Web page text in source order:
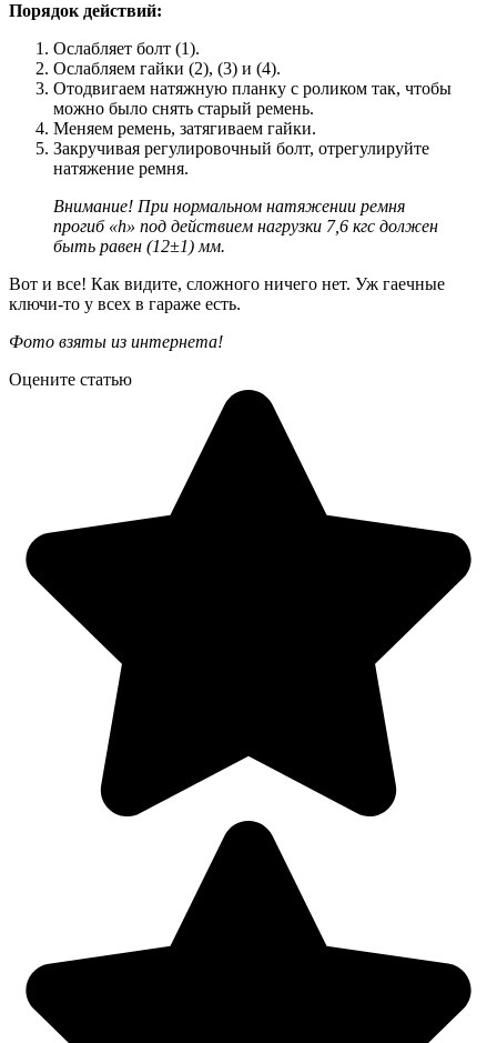
Порядок действий:
Ослабляет болт (1).
Ослабляем гайки (2), (3) и (4).
Отодвигаем натяжную планку с роликом так, чтобы
можно было снять старый ремень.
Меняем ремень, затягиваем гайки.
Закручивая регулировочный болт, отрегулируйте
натяжение ремня.
Внимание! При нормальном натяжении ремня
прогиб «h» под действием нагрузки 7,6 кгс должен
быть равен (12±1) мм.
Вот и все! Как видите, сложного ничего нет. Уж гаечные
ключи-то у всех в гараже есть.
Фото взяты из интернета!
Оцените статью